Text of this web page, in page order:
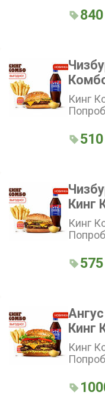
Кинг
Кинг
Кинг
Кинг
Кинг